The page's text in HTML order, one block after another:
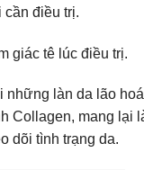
điều trị.
giác tê lúc điều trị.
những làn da lão
Collagen, mang lại
dõi tình trạng da.